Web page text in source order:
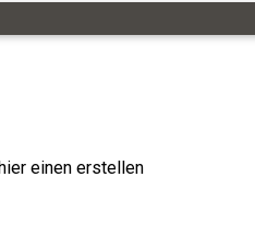
einen erstellen